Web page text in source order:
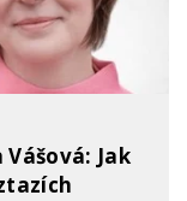
Jak